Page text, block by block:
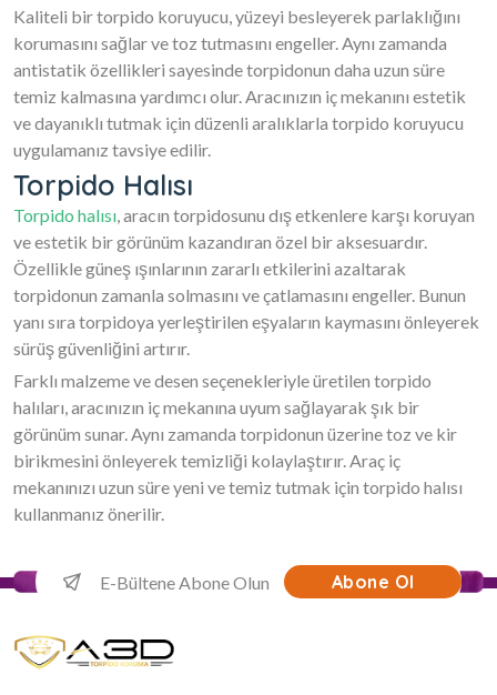
Kaliteli bir torpido koruyucu, yüzeyi besleyerek parlaklığını
korumasını sağlar ve toz tutmasını engeller. Aynı zamanda
antistatik özellikleri sayesinde torpidonun daha uzun süre
temiz kalmasına yardımcı olur. Aracınızın iç mekanını estetik
ve dayanıklı tutmak için düzenli aralıklarla torpido koruyucu
uygulamanız tavsiye edilir.
Torpido Halısı
Torpido halısı, aracın torpidosunu dış etkenlere karşı koruyan
ve estetik bir görünüm kazandıran özel bir aksesuardır.
Özellikle güneş ışınlarının zararlı etkilerini azaltarak
torpidonun zamanla solmasını ve çatlamasını engeller. Bunun
yanı sıra torpidoya yerleştirilen eşyaların kaymasını önleyerek
sürüş güvenliğini artırır.
Farklı malzeme ve desen seçenekleriyle üretilen torpido
halıları, aracınızın iç mekanına uyum sağlayarak şık bir
görünüm sunar. Aynı zamanda torpidonun üzerine toz ve kir
birikmesini önleyerek temizliği kolaylaştırır. Araç iç
mekanınızı uzun süre yeni ve temiz tutmak için torpido halısı
kullanmanız önerilir.
Abone Ol